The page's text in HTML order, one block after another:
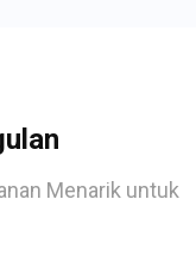
Menarik untuk